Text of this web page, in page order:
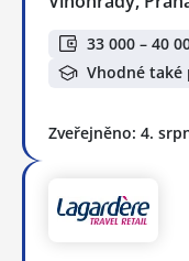
33 000 – 40
Vhodné také
Zveřejněno: 4.